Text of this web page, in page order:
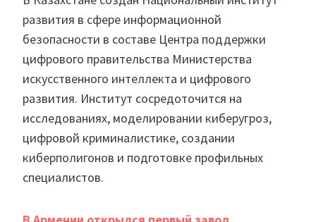
развития в сфере информационной
безопасности в составе Центра поддержки
цифрового правительства Министерства
искусственного интеллекта и цифрового
развития. Институт сосредоточится на
исследованиях, моделировании киберугроз,
цифровой криминалистике, создании
киберполигонов и подготовке профильных
специалистов.